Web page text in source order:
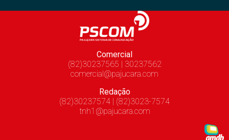
Comercial
(82)30237565 | 30237562
comercial@pajucara.com
Redação
(82)30237574 | (82)3023-7574
tnh1@pajucara.com